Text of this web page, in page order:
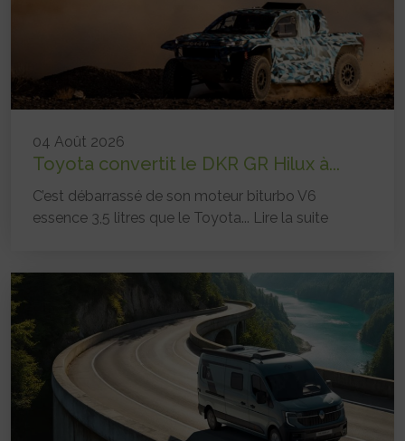
04 Août 2026
Toyota convertit le DKR GR Hilux à...
C’est débarrassé de son moteur biturbo V6
essence 3,5 litres que le Toyota... Lire la suite